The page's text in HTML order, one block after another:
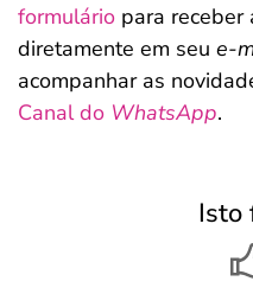
formulário para receber
diretamente em seu e-
acompanhar as
Canal do WhatsApp.
Isto